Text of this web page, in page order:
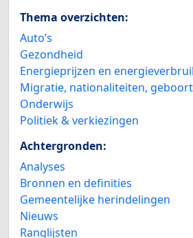
Thema overzichten:
Auto’s
Gezondheid
Energieprijzen en
Migratie, nationaliteiten,
Onderwijs
Politiek & verkiezingen
Achtergronden:
Analyses
Bronnen en definities
Gemeentelijke herindelingen
Nieuws
Ranglijsten